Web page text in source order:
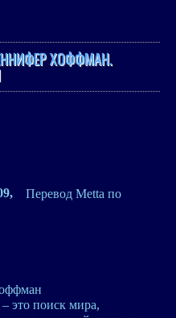
ХОФФМАН.
Перевод Metta по
это поиск мира,